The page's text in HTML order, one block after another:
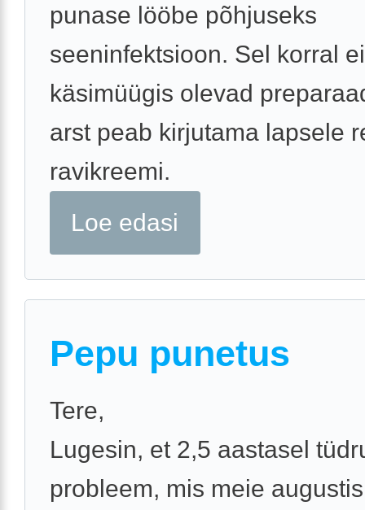
punase lööbe põhjuseks
seeninfektsioon. Sel korral
käsimüügis olevad
arst peab kirjutama lapsele
ravikreemi.
Loe edasi
Pepu punetus
Tere,
Lugesin, et 2,5 aastasel
probleem, mis meie augustis